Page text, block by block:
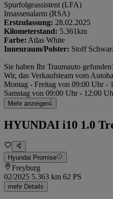
Spurfolgeassistent (LFA)
Insassenalarm (RSA)
Erstzulassung: 28.02.2025
Kilometerstand: 5.361km
Farbe: Atlas White
Innenraum/Polster: Stoff
Sie haben Ihr Traumauto
Wir, das Verkaufsteam vom
Montag - Freitag von 09:00 Uhr -
Samstag von 09:00 Uhr - 12:00
Mehr anzeigen
HYUNDAI i10 1.0
Hyundai Promise
Freyburg
02/2025 5.363 km 62 PS
mehr Details